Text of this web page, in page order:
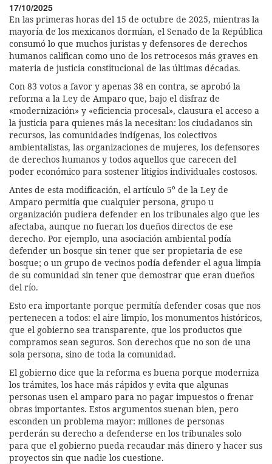
17/10/2025
En las primeras horas del 15 de octubre de 2025, mientras la
mayoría de los mexicanos dormían, el Senado de la República
consumó lo que muchos juristas y defensores de derechos
humanos califican como uno de los retrocesos más graves en
materia de justicia constitucional de las últimas décadas.
Con 83 votos a favor y apenas 38 en contra, se aprobó la
reforma a la Ley de Amparo que, bajo el disfraz de
«modernización» y «eficiencia procesal», clausura el acceso a
la justicia para quienes más la necesitan: los ciudadanos sin
recursos, las comunidades indígenas, los colectivos
ambientalistas, las organizaciones de mujeres, los defensores
de derechos humanos y todos aquellos que carecen del
poder económico para sostener litigios individuales costosos.
Antes de esta modificación, el artículo 5º de la Ley de
Amparo permitía que cualquier persona, grupo u
organización pudiera defender en los tribunales algo que les
afectaba, aunque no fueran los dueños directos de ese
derecho. Por ejemplo, una asociación ambiental podía
defender un bosque sin tener que ser propietaria de ese
bosque; o un grupo de vecinos podía defender el agua limpia
de su comunidad sin tener que demostrar que eran dueños
del río.
Esto era importante porque permitía defender cosas que nos
pertenecen a todos: el aire limpio, los monumentos históricos,
que el gobierno sea transparente, que los productos que
compramos sean seguros. Son derechos que no son de una
sola persona, sino de toda la comunidad.
El gobierno dice que la reforma es buena porque moderniza
los trámites, los hace más rápidos y evita que algunas
personas usen el amparo para no pagar impuestos o frenar
obras importantes. Estos argumentos suenan bien, pero
esconden un problema mayor: millones de personas
perderán su derecho a defenderse en los tribunales solo
para que el gobierno pueda recaudar más dinero y hacer sus
proyectos sin que nadie los cuestione.